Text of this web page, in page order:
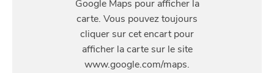
28 rue de la Barre